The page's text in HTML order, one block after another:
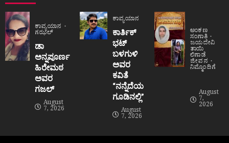
ಕಾವ್ಯಯಾನ
ಗಝಲ್
ಡಾ
ಅನ್ನಪೂರ್ಣ
ಹಿರೇಮಠ
ಅವರ
ಗಜಲ್
August
7, 2026
ಕಾವ್ಯಯಾನ
ಕಾರ್ತಿಕ್
ಭಟ್
ಬಳಗುಳಿ
ಅವರ
ಕವಿತೆ
“ನನ್ನೆದೆಯ
ಗೂಡಿನಲ್ಲಿ”
August
7, 2026
ಅಂಕಣ
ಸಂಗಾತಿ
ಜಯದೇವಿ
ತಾಯಿ
ಲಿಗಾಡೆ
ಜೀವನ
ನಿಮ್ಮೊಂದಿಗೆ
August
7,
2026